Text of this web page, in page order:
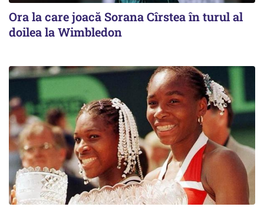
Ora la care joacă Sorana Cîrstea în turul al
doilea la Wimbledon